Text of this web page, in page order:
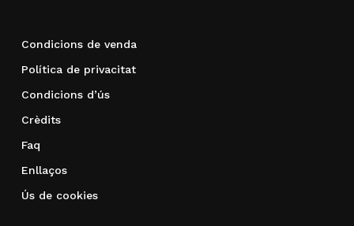
Condicions de venda
Política de privacitat
Condicions d’ús
Crèdits
Faq
Enllaços
Ús de cookies